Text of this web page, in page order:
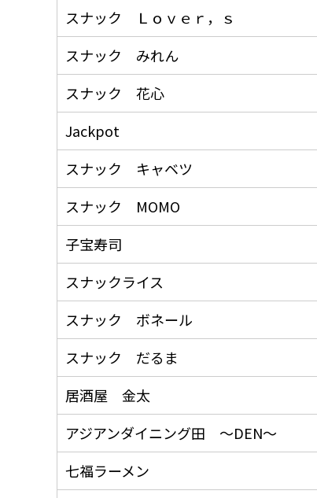
スナック Ｌｏｖｅｒ，ｓ
スナック みれん
スナック 花心
Jackpot
スナック キャベツ
スナック MOMO
子宝寿司
スナックライス
スナック ボネール
スナック だるま
居酒屋 金太
アジアンダイニング田 ～DEN～
七福ラーメン